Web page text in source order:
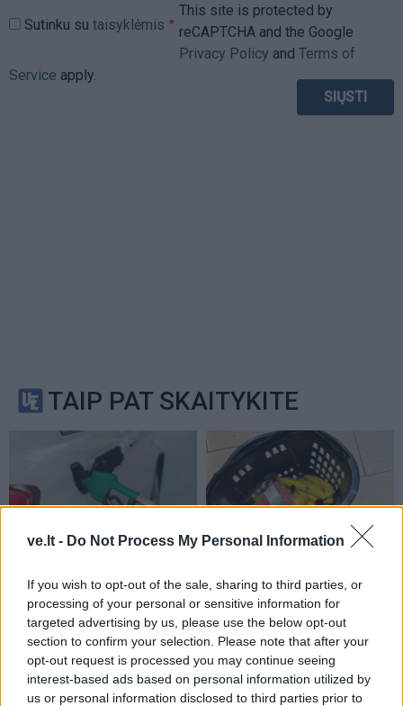
ve.lt - Do Not Process My Personal Information
If you wish to opt-out of the sale, sharing to third parties, or
processing of your personal or sensitive information for
targeted advertising by us, please use the below opt-out
section to confirm your selection. Please note that after your
opt-out request is processed you may continue seeing
interest-based ads based on personal information utilized by
us or personal information disclosed to third parties prior to
Sutinku su taisyklėmis
This site is protected by
reCAPTCHA and the Google
Privacy Policy and Terms of
Service apply.
TAIP PAT SKAITYKITE
JK vairuotojai kasdien
pavagia kuro už šimtus
tūkstančių svarų (1)
Sausra Anglijoje:
parduotuvėse pritrūks
britiškų maisto produktų,
kils kainos